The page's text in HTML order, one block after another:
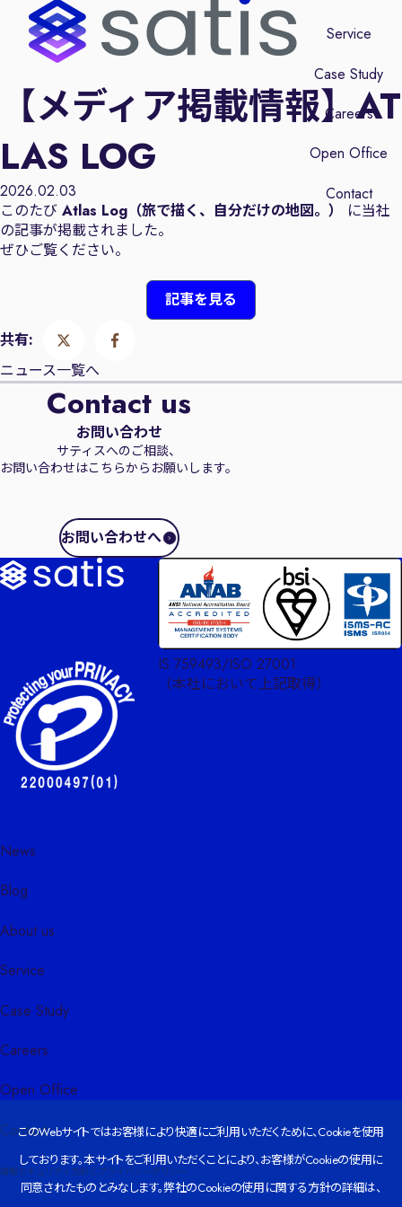
Service
Case Study
Careers
Open Office
Contact
【メディア掲載情報】AT
LAS LOG
2026.02.03
このたび Atlas Log（旅で描く、自分だけの地図。）
に当社
の記事が掲載されました。
ぜひご覧ください。
記事を見る
共有:
ニュース一覧へ
Contact us
お問い合わせ
サティスへのご相談、
お問い合わせはこちらからお願いします。
お問い合わせへ
IS 759493/ISO 27001
（本社において上記取得）
News
Blog
About us
Service
Case Study
Careers
Open Office
Contact
情報セキュリティ方針とプライバシーポリシー
このWebサイトではお客様により快適にご利用いただくために、Cookieを使用
しております。本サイトをご利用いただくことにより、お客様がCookieの使用に
同意されたものとみなします。弊社のCookieの使用に関する方針の詳細は、